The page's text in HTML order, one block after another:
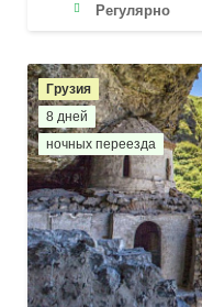
Регулярно
Грузия
8 дней
ночных переезда